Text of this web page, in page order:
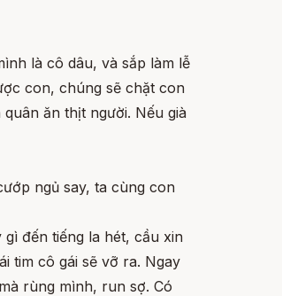
là cô dâu, và sắp làm lễ
con, chúng sẽ chặt con
ăn thịt người. Nếu già
ngủ say, ta cùng con
đến tiếng la hét, cầu xin
tim cô gái sẽ vỡ ra. Ngay
rùng mình, run sợ. Có